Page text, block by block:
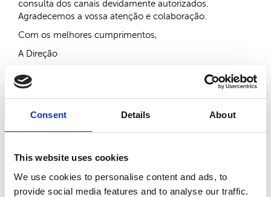
Consent Details About
This website uses cookies
We use cookies to personalise content and ads, to
provide social media features and to analyse our traffic.
consulta dos canais devidamente autorizados.
Agradecemos a vossa atenção e colaboração.
Com os melhores cumprimentos,
A Direção
Partilhar:
Artigos Relacionados:
Sem artigos relacionados